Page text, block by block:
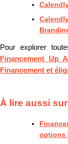
Pour explorer
Financement Up
Financement et
À lire aussi
options